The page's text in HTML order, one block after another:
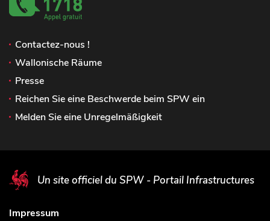
Contactez-nous !
Wallonische Räume
Presse
Reichen Sie eine Beschwerde beim SPW ein
Melden Sie eine Unregelmäßigkeit
Un site officiel du SPW - Portail Infrastructures
Impressum